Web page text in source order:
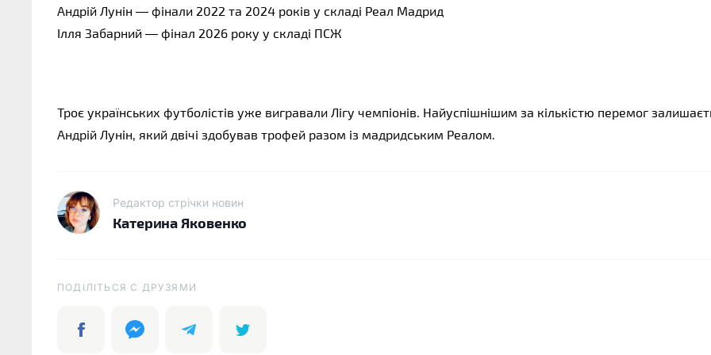
Андрій Лунін — фінали 2022 та 2024 років у складі Реал Мадрид
Ілля Забарний — фінал 2026 року у складі ПСЖ
Троє українських футболістів уже вигравали Лігу чемпіонів. Найуспішнішим за кількістю перемог
Андрій Лунін, який двічі здобував трофей разом із мадридським Реалом.
Редактор стрічки новин
Катерина Яковенко
ПОДІЛІТЬСЯ C ДРУЗЯМИ